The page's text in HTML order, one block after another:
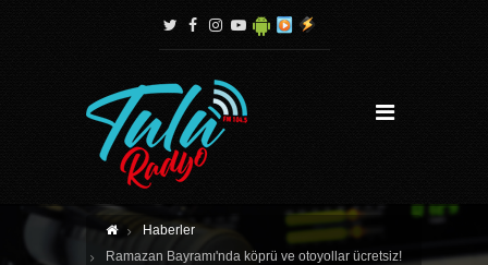
Haberler
Ramazan Bayramı'nda köprü ve otoyollar ücretsiz!